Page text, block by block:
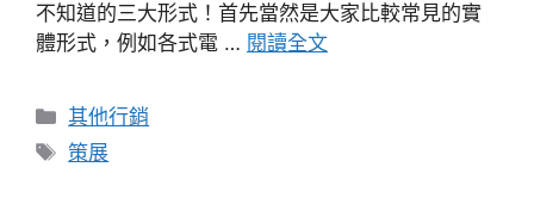
不知道的三大形式！首先當然是大家比較常見的實
體形式，例如各式電 … 閱讀全文
分
類
其他行銷
標
策展